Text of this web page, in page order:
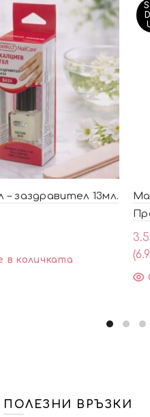
– заздравител 13мл.
в количката
ПОЛЕЗНИ ВРЪЗКИ